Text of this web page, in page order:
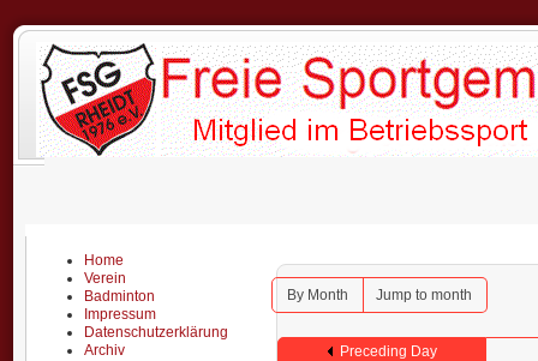
Home
Verein
Badminton
Impressum
Datenschutzerklärung
Archiv
By Month Jump to month
Preceding Day